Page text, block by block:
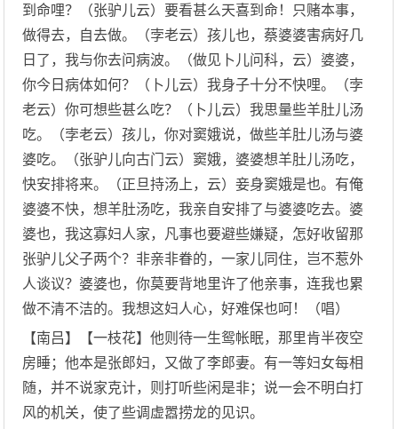
到命哩？（张驴儿云）要看甚么天喜到命！只赌本事，
做得去，自去做。（孛老云）孩儿也，蔡婆婆害病好几
日了，我与你去问病波。（做见卜儿问科，云）婆婆，
你今日病体如何？（卜儿云）我身子十分不快哩。（孛
老云）你可想些甚么吃？（卜儿云）我思量些羊肚儿汤
吃。（孛老云）孩儿，你对窦娥说，做些羊肚儿汤与婆
婆吃。（张驴儿向古门云）窦娥，婆婆想羊肚儿汤吃，
快安排将来。（正旦持汤上，云）妾身窦娥是也。有俺
婆婆不快，想羊肚汤吃，我亲自安排了与婆婆吃去。婆
婆也，我这寡妇人家，凡事也要避些嫌疑，怎好收留那
张驴儿父子两个？非亲非眷的，一家儿同住，岂不惹外
人谈议？婆婆也，你莫要背地里许了他亲事，连我也累
做不清不洁的。我想这妇人心，好难保也呵！（唱）
【南吕】【一枝花】他则待一生鸳帐眠，那里肯半夜空
房睡；他本是张郎妇，又做了李郎妻。有一等妇女每相
随，并不说家克计，则打听些闲是非；说一会不明白打
风的机关，使了些调虚嚣捞龙的见识。